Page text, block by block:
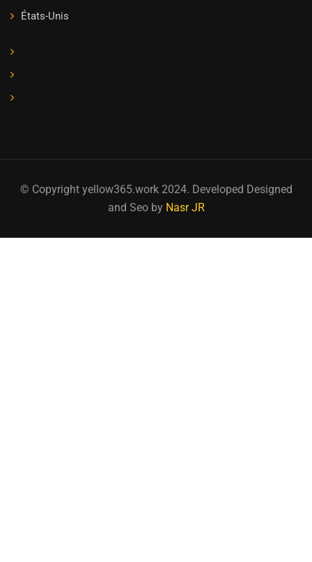
États-Unis
© Copyright yellow365.work 2024. Developed Designed
and Seo by Nasr JR